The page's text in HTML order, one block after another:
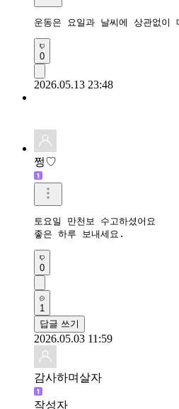
운동은 요일과 날씨에 상관없이
0
2026.05.13 23:48
쩡♡
토요일 만천보 수고하셨어요
좋은 하루 보내세요.
0
1
답글 쓰기
2026.05.03 11:59
감사하며살자
작성자